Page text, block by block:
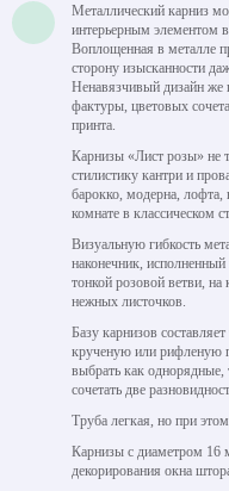
Металлический карниз
интерьерным элементом
Воплощенная в металле
сторону изысканности
Ненавязчивый дизайн же
фактуры, цветовых
принта.
Карнизы «Лист розы» не
стилистику кантри и
барокко, модерна,
комнате в классическом
Визуальную гибкость
наконечник,
тонкой розовой ветви, на
нежных листочков.
Базу карнизов
крученую или рифленую
выбрать как
сочетать две
Труба легкая, но при
Карнизы с диаметром 16
декорирования окна